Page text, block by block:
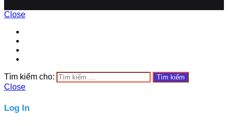
Close
Tìm kiếm cho:
Close
Log In